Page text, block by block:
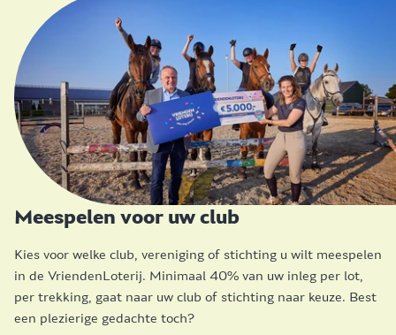
Meespelen voor uw club
Kies voor welke club, vereniging of stichting u wilt meespelen
in de VriendenLoterij. Minimaal 40% van uw inleg per lot,
per trekking, gaat naar uw club of stichting naar keuze. Best
een plezierige gedachte toch?